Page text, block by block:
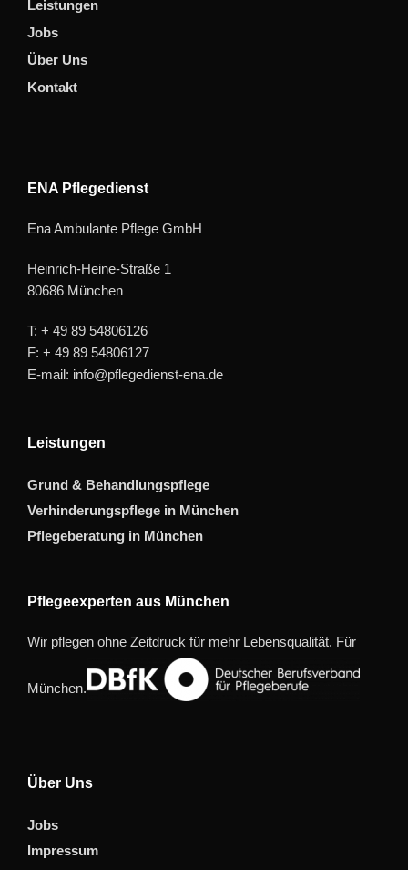
Leistungen
Jobs
Über Uns
Kontakt
ENA Pflegedienst
Ena Ambulante Pflege GmbH
Heinrich-Heine-Straße 1
80686 München
T: + 49 89 54806126
F: + 49 89 54806127
E-mail: info@pflegedienst-ena.de
Leistungen
Grund & Behandlungspflege
Verhinderungspflege in München
Pflegeberatung in München
Pflegeexperten aus München
Wir pflegen ohne Zeitdruck für mehr Lebensqualität. Für
München.
Über Uns
Jobs
Impressum